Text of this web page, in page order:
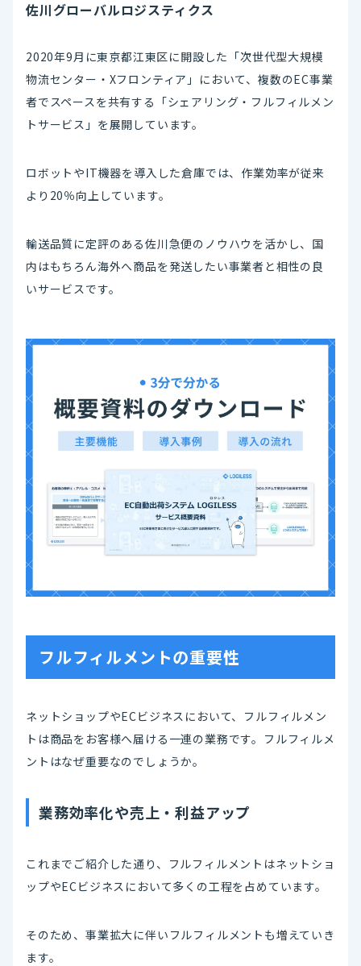
佐川グローバルロジスティクス
2020年9月に東京都江東区に開設した「次世代型大規模
物流センター・Xフロンティア」において、複数のEC事業
者でスペースを共有する「シェアリング・フルフィルメン
トサービス」を展開しています。
ロボットやIT機器を導入した倉庫では、作業効率が従来
より20％向上しています。
輸送品質に定評のある佐川急便のノウハウを活かし、国
内はもちろん海外へ商品を発送したい事業者と相性の良
いサービスです。
フルフィルメントの重要性
ネットショップやECビジネスにおいて、フルフィルメン
トは商品をお客様へ届ける一連の業務です。フルフィルメ
ントはなぜ重要なのでしょうか。
業務効率化や売上・利益アップ
これまでご紹介した通り、フルフィルメントはネットショ
ップやECビジネスにおいて多くの工程を占めています。
そのため、事業拡大に伴いフルフィルメントも増えていき
ます。